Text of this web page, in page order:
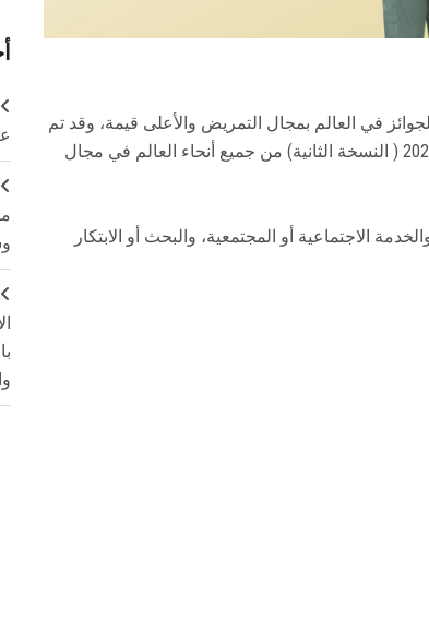
في العالم بمجال التمريض والأعلى قيمة، وقد تم
فتح باب الترشيحات لجائزة أستر جارديانز جلوبال نيرسينج 2023 ( النسخة الثانية) من جميع أنحاء العالم في مجال
الاجتماعية أو المجتمعية، والبحث أو الابتكار